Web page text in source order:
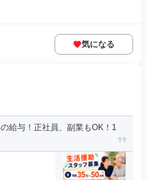
気になる
給与！正社員、副業もOK！1